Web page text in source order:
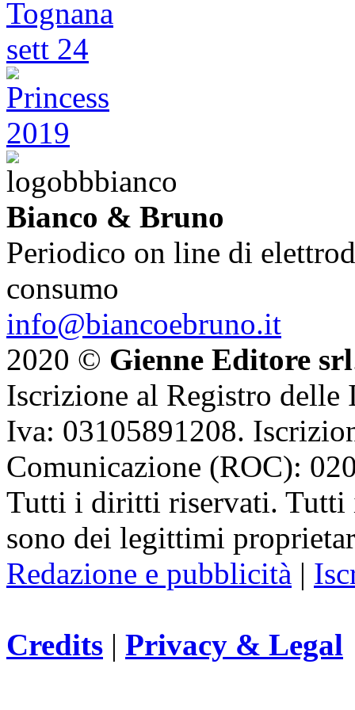
Bianco & Bruno
Periodico on line di
consumo
info@biancoebruno.it
2020 © Gienne Editore srl
Iscrizione al Registro delle
Iva: 03105891208.
Comunicazione (ROC):
Tutti i diritti riservati. Tutti
sono dei legittimi
Redazione e pubblicità |
Credits | Privacy & Legal